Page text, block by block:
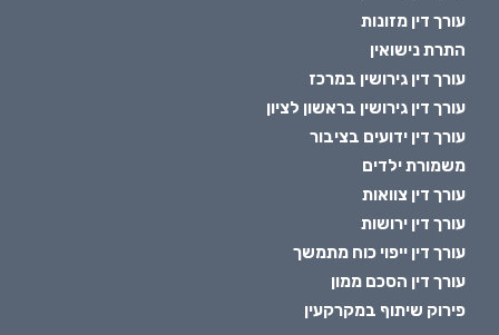
עורך דין מזונות
התרת נישואין
עורך דין גירושין במרכז
עורך דין גירושין בראשון לציון
עורך דין ידועים בציבור
משמורת ילדים
עורך דין צוואות
עורך דין ירושות
עורך דין ייפוי כוח מתמשך
עורך דין הסכם ממון
פירוק שיתוף במקרקעין